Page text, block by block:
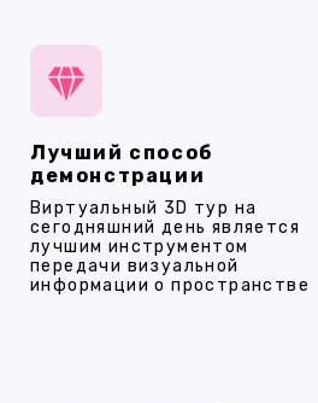
Лучший способ
демонстрации
Виртуальный 3D тур на
сегодняшний день является
лучшим инструментом
передачи визуальной
информации о пространстве